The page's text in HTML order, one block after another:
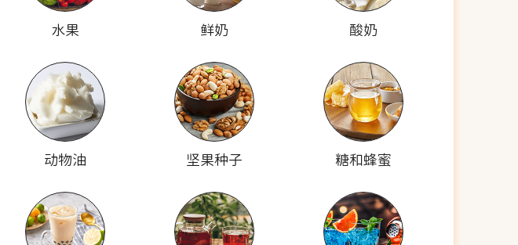
水果 鲜奶 酸奶
动物油 坚果种子 糖和蜂蜜